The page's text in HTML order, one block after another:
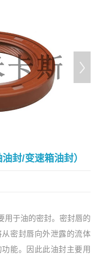
封/变速箱油封）
用于油的密封。密封唇的
密封唇向外泄露的流体
能。因此此油封主要用